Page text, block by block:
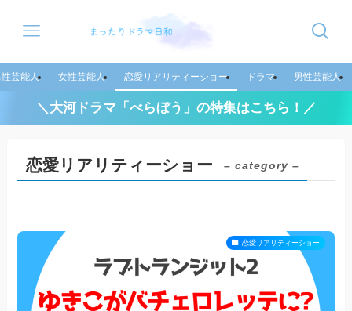
芸能人 女性芸能人 恋愛リアリティーショー ドラマ 男性芸能人
＼大河ドラマ「べらぼう」の特集はこちら！／
恋愛リアリティーショー – category –
恋愛リアリティーショー